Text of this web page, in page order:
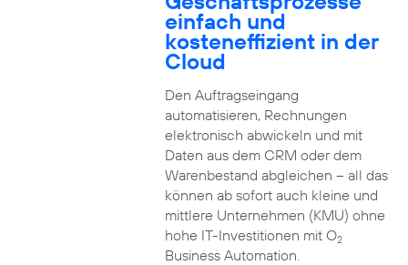
einfach und
kosteneffizient in der
Cloud
Den Auftragseingang
automatisieren, Rechnungen
elektronisch abwickeln und mit
Daten aus dem CRM oder dem
Warenbestand abgleichen – all das
können ab sofort auch kleine und
mittlere Unternehmen (KMU) ohne
hohe IT-Investitionen mit O2
Business Automation.